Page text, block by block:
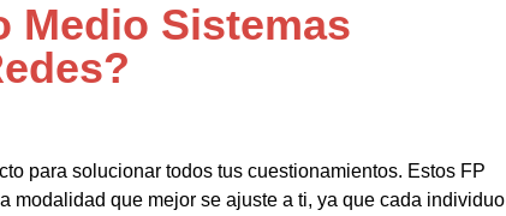
Medio Sistemas
para solucionar todos tus cuestionamientos. Estos FP
modalidad que mejor se ajuste a ti, ya que cada individuo